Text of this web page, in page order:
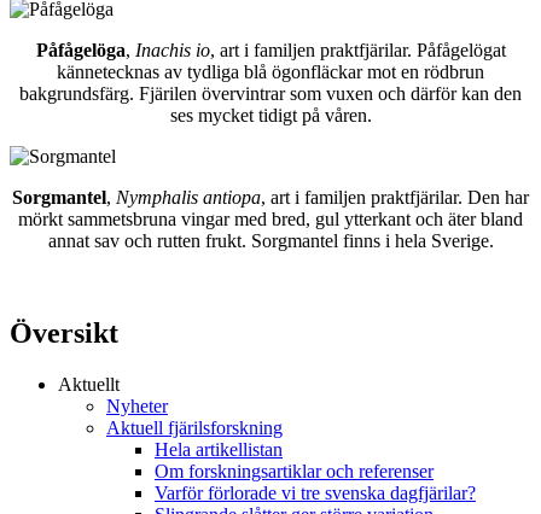
Påfågelöga, Inachis io, art i familjen praktfjärilar. Påfågelögat
kännetecknas av tydliga blå ögonfläckar mot en rödbrun
bakgrundsfärg. Fjärilen övervintrar som vuxen och därför kan den
ses mycket tidigt på våren.
Sorgmantel, Nymphalis antiopa, art i familjen praktfjärilar. Den har
mörkt sammetsbruna vingar med bred, gul ytterkant och äter bland
annat sav och rutten frukt. Sorgmantel finns i hela Sverige.
Översikt
Aktuellt
Nyheter
Aktuell fjärilsforskning
Hela artikellistan
Om forskningsartiklar och referenser
Varför förlorade vi tre svenska dagfjärilar?